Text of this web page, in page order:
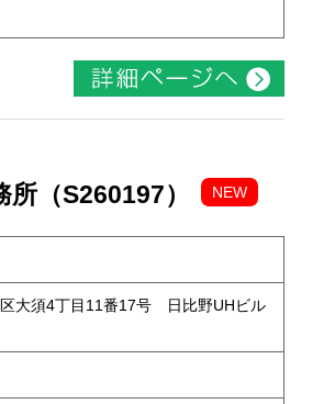
（S260197） NEW
大須4丁目11番17号 日比野UHビル